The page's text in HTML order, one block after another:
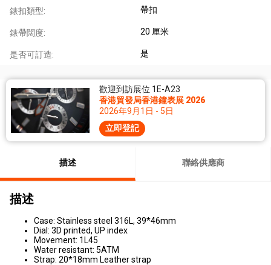
錶扣類型: 帶扣
錶帶闊度: 20 厘米
是否可訂造: 是
歡迎到訪展位 1E-A23
香港貿發局香港鐘表展 2026
2026年9月1日 - 5日
立即登記
描述 聯絡供應商
描述
Case: Stainless steel 316L, 39*46mm
Dial: 3D printed, UP index
Movement: 1L45
Water resistant: 5ATM
Strap: 20*18mm Leather strap